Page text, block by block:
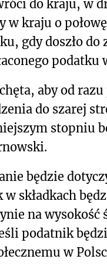
do kraju, w
w kraju o
gdy doszło
aby od
do szarej
stopniu
będzie
w składkach
na
podatnik
w